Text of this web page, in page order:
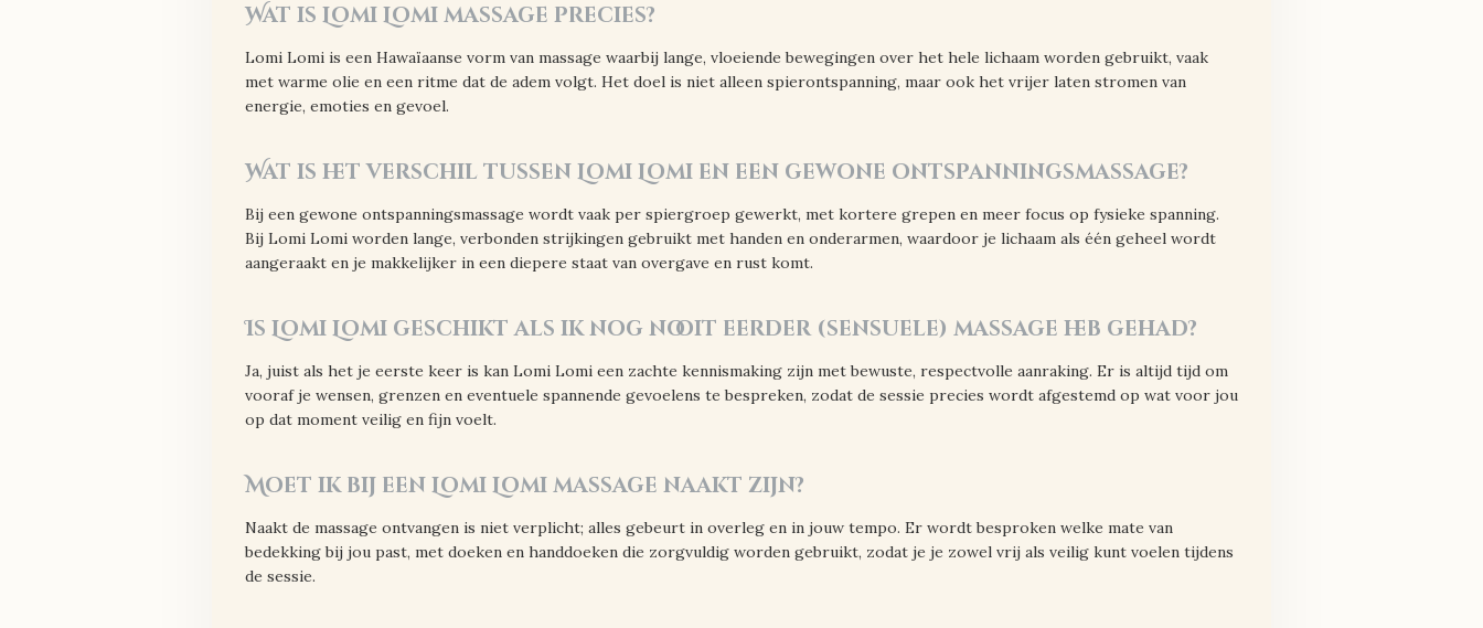
Wat is Lomi Lomi massage precies?
Lomi Lomi is een Hawaïaanse vorm van massage waarbij lange, vloeiende bewegingen over het hele lichaam worden gebruikt, vaak
met warme olie en een ritme dat de adem volgt. Het doel is niet alleen spierontspanning, maar ook het vrijer laten stromen van
energie, emoties en gevoel.
Wat is het verschil tussen Lomi Lomi en een gewone ontspanningsmassage?
Bij een gewone ontspanningsmassage wordt vaak per spiergroep gewerkt, met kortere grepen en meer focus op fysieke spanning.
Bij Lomi Lomi worden lange, verbonden strijkingen gebruikt met handen en onderarmen, waardoor je lichaam als één geheel wordt
aangeraakt en je makkelijker in een diepere staat van overgave en rust komt.
Is Lomi Lomi geschikt als ik nog nooit eerder (sensuele) massage heb gehad?
Ja, juist als het je eerste keer is kan Lomi Lomi een zachte kennismaking zijn met bewuste, respectvolle aanraking. Er is altijd tijd om
vooraf je wensen, grenzen en eventuele spannende gevoelens te bespreken, zodat de sessie precies wordt afgestemd op wat voor jou
op dat moment veilig en fijn voelt.
Moet ik bij een Lomi Lomi massage naakt zijn?
Naakt de massage ontvangen is niet verplicht; alles gebeurt in overleg en in jouw tempo. Er wordt besproken welke mate van
bedekking bij jou past, met doeken en handdoeken die zorgvuldig worden gebruikt, zodat je je zowel vrij als veilig kunt voelen tijdens
de sessie.